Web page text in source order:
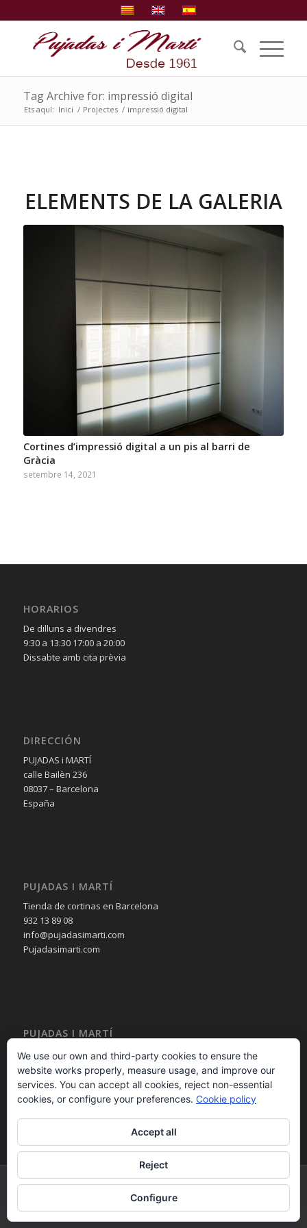
Tag Archive for: impressió digital
Ets aquí: Inici / Projectes / impressió digital
ELEMENTS DE LA GALERIA
Cortines d’impressió digital a un pis al barri de
Gràcia
setembre 14, 2021
HORARIOS
De dilluns a divendres
9:30 a 13:30 17:00 a 20:00
Dissabte amb cita prèvia
DIRECCIÓN
PUJADAS i MARTÍ
calle Bailèn 236
08037 – Barcelona
España
PUJADAS I MARTÍ
Tienda de cortinas en Barcelona
932 13 89 08
info@pujadasimarti.com
Pujadasimarti.com
PUJADAS I MARTÍ
Cortinas en Barcelona
Tendencia en cortinas
Asesoramiento en cortinas
Decoración en cortinas
PUJADAS i MARTÍ 2015 - calle Bailèn 236 08037 – Barcelona – España -
932 13 89 08 - - Desarrollo Web porB2B activa
We use our own and third-party cookies to ensure the
website works properly, measure usage, and improve our
services. You can accept all cookies, reject non-essential
cookies, or configure your preferences. Cookie policy
Accept all
Reject
Configure